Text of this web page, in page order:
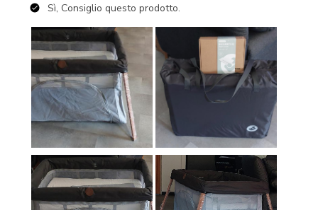
Sì, Consiglio questo prodotto.